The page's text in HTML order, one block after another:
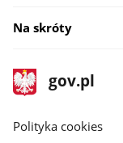
Na skróty
stopka
gov.pl
Strona
gov.pl
gov.pl
Polityka cookies